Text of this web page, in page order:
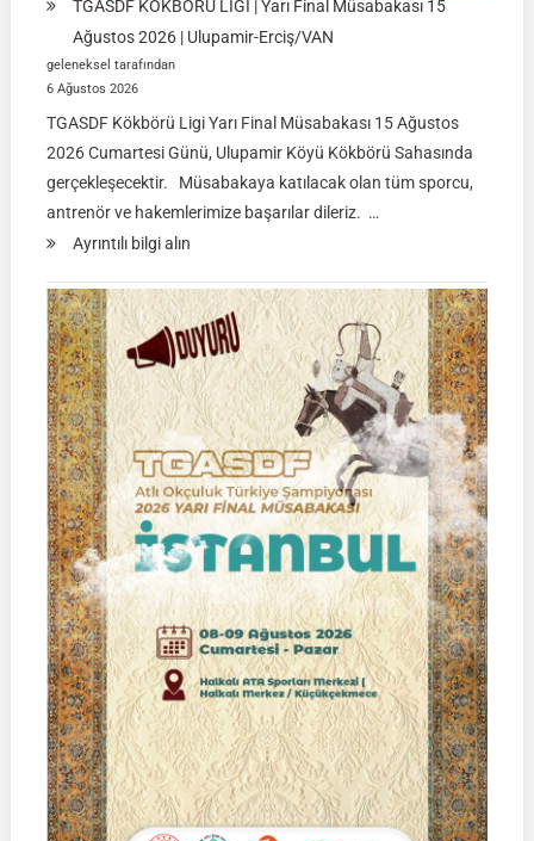
TGASDF KÖKBÖRÜ LİGİ | Yarı Final Müsabakası 15
Ağustos 2026 | Ulupamir-Erciş/VAN
geleneksel tarafından
6 Ağustos 2026
TGASDF Kökbörü Ligi Yarı Final Müsabakası 15 Ağustos
2026 Cumartesi Günü, Ulupamir Köyü Kökbörü Sahasında
gerçekleşecektir. Müsabakaya katılacak olan tüm sporcu,
antrenör ve hakemlerimize başarılar dileriz. …
Ayrıntılı bilgi alın:
KÖKBÖRÜ
LİGİ
|
Yarı
Final
Müsabakası
15
Ağustos
2026
|
Ulupamir-
Erciş/VAN